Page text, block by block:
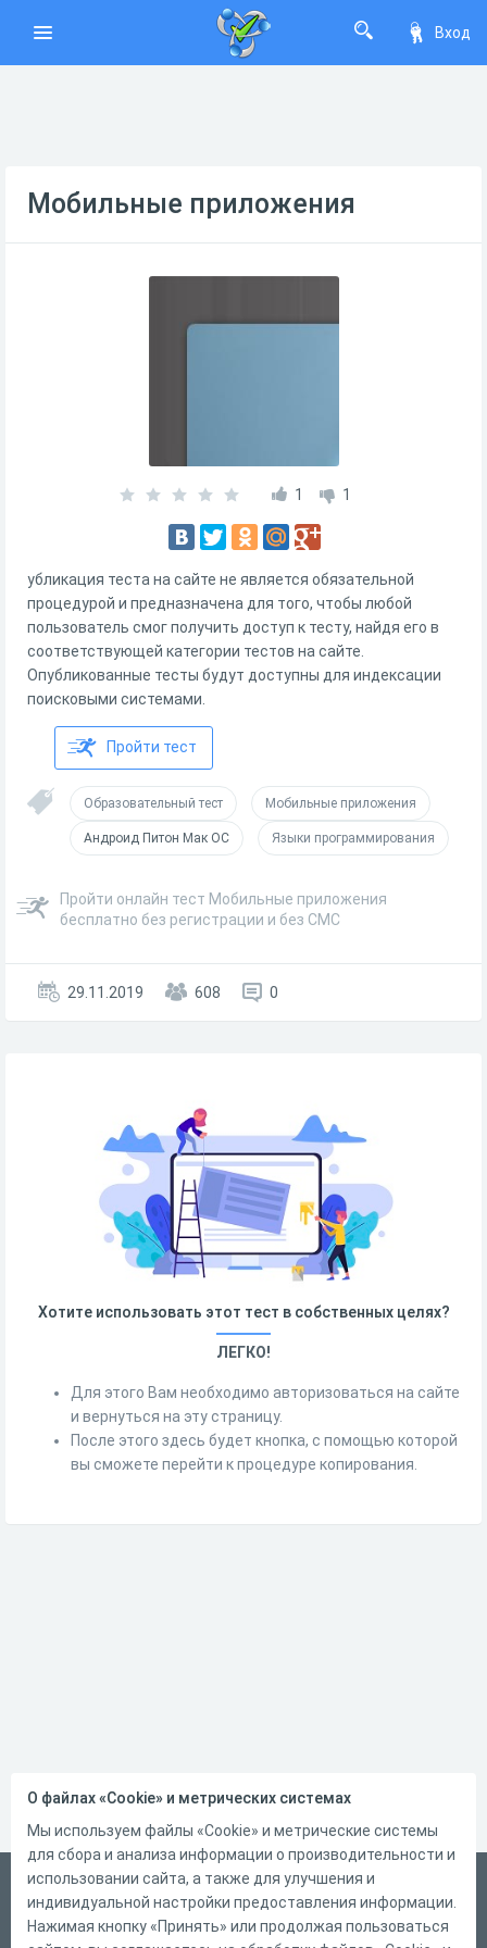
Вход
Мобильные приложения
1 1
убликация теста на сайте не является обязательной
процедурой и предназначена для того, чтобы любой
пользователь смог получить доступ к тесту, найдя его в
соответствующей категории тестов на сайте.
Опубликованные тесты будут доступны для индексации
поисковыми системами.
Пройти тест
Образовательный тест Мобильные приложения
Андроид Питон Мак ОС Языки программирования
Пройти онлайн тест Мобильные приложения
бесплатно без регистрации и без СМС
29.11.2019 608 0
Хотите использовать этот тест в собственных целях?
ЛЕГКО!
Для этого Вам необходимо авторизоваться на сайте
и вернуться на эту страницу.
После этого здесь будет кнопка, с помощью которой
вы сможете перейти к процедуре копирования.
Русский
Справка
О файлах «Cookie» и метрических системах
Мы используем файлы «Cookie» и метрические системы
для сбора и анализа информации о производительности и
использовании сайта, а также для улучшения и
индивидуальной настройки предоставления информации.
Нажимая кнопку «Принять» или продолжая пользоваться